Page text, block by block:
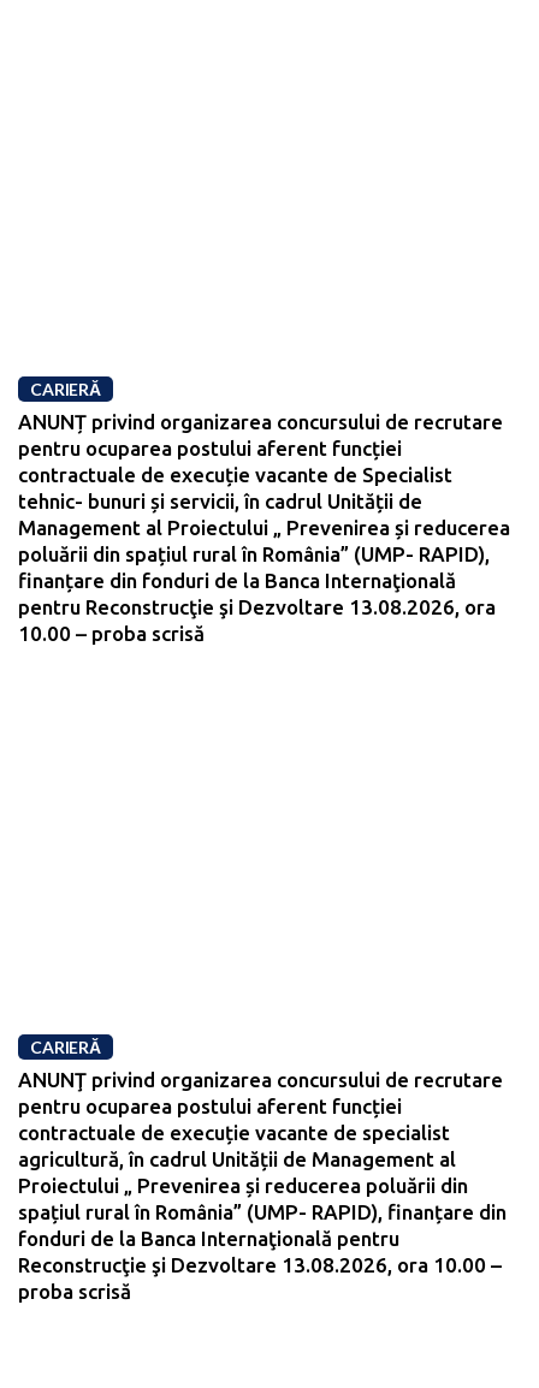
CARIERĂ
ANUNȚ privind organizarea concursului de recrutare
pentru ocuparea postului aferent funcției
contractuale de execuție vacante de Specialist
tehnic- bunuri și servicii, în cadrul Unității de
Management al Proiectului „ Prevenirea și reducerea
poluării din spațiul rural în România” (UMP- RAPID),
finanțare din fonduri de la Banca Internaţională
pentru Reconstrucţie şi Dezvoltare 13.08.2026, ora
10.00 – proba scrisă
CARIERĂ
ANUNŢ privind organizarea concursului de recrutare
pentru ocuparea postului aferent funcției
contractuale de execuție vacante de specialist
agricultură, în cadrul Unității de Management al
Proiectului „ Prevenirea și reducerea poluării din
spațiul rural în România” (UMP- RAPID), finanțare din
fonduri de la Banca Internaţională pentru
Reconstrucţie şi Dezvoltare 13.08.2026, ora 10.00 –
proba scrisă